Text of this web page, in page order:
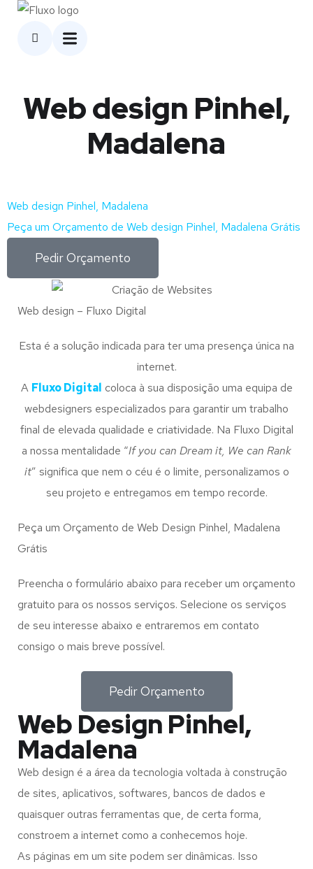
Web design Pinhel,
Madalena
Web design Pinhel, Madalena
Peça um Orçamento de Web design Pinhel, Madalena Grátis
Pedir Orçamento
Web design – Fluxo Digital
Esta é a solução indicada para ter uma presença única na
internet.
A Fluxo Digital coloca à sua disposição uma equipa de
webdesigners especializados para garantir um trabalho
final de elevada qualidade e criatividade. Na Fluxo Digital
a nossa mentalidade “If you can Dream it, We can Rank
it” significa que nem o céu é o limite, personalizamos o
seu projeto e entregamos em tempo recorde.
Peça um Orçamento de Web Design Pinhel, Madalena
Grátis
Preencha o formulário abaixo para receber um orçamento
gratuito para os nossos serviços. Selecione os serviços
de seu interesse abaixo e entraremos em contato
consigo o mais breve possível.
Pedir Orçamento
Web Design Pinhel,
Madalena
Web design é a área da tecnologia voltada à construção
de sites, aplicativos, softwares, bancos de dados e
quaisquer outras ferramentas que, de certa forma,
constroem a internet como a conhecemos hoje.
As páginas em um site podem ser dinâmicas. Isso